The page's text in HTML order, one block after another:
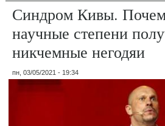
Синдром Кивы.
научные степени
никчемные негодяи
пн, 03/05/2021 - 19:34